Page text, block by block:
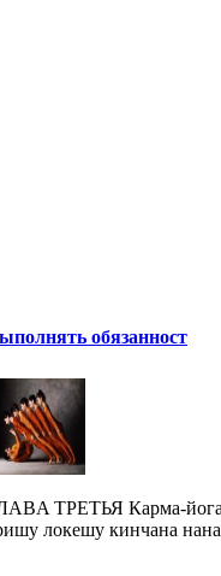
обязанност
ТРЕТЬЯ Карма-йога
локешу кинчана